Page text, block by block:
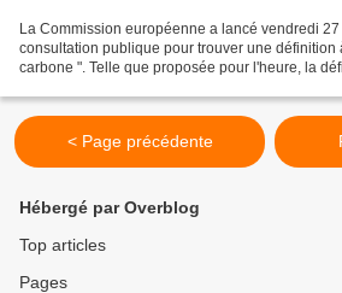
La Commission européenne a lancé vendredi
consultation publique pour trouver une définition
carbone ". Telle que proposée pour l'heure, la
< Page précédente
Hébergé par Overblog
Top articles
Pages